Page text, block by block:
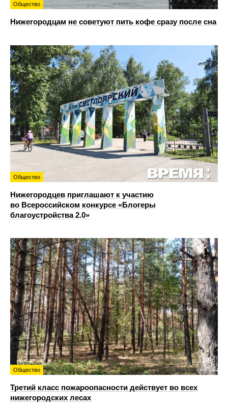
Общество
Нижегородцам не советуют пить кофе сразу после сна
Общество
Нижегородцев приглашают к участию
во Всероссийском конкурсе «Блогеры
благоустройства 2.0»
Общество
Третий класс пожароопасности действует во всех
нижегородских лесах